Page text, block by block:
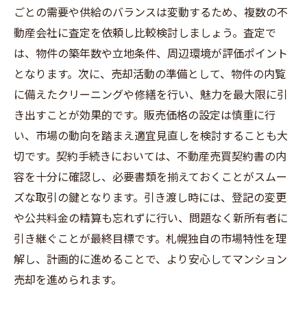
ごとの需要や供給のバランスは変動するため、複数の不
動産会社に査定を依頼し比較検討しましょう。査定で
は、物件の築年数や立地条件、周辺環境が評価ポイント
となります。次に、売却活動の準備として、物件の内覧
に備えたクリーニングや修繕を行い、魅力を最大限に引
き出すことが効果的です。販売価格の設定は慎重に行
い、市場の動向を踏まえ適宜見直しを検討することも大
切です。契約手続きにおいては、不動産売買契約書の内
容を十分に確認し、必要書類を揃えておくことがスムー
ズな取引の鍵となります。引き渡し時には、登記の変更
や公共料金の精算も忘れずに行い、問題なく新所有者に
引き継ぐことが最終目標です。札幌独自の市場特性を理
解し、計画的に進めることで、より安心してマンション
売却を進められます。